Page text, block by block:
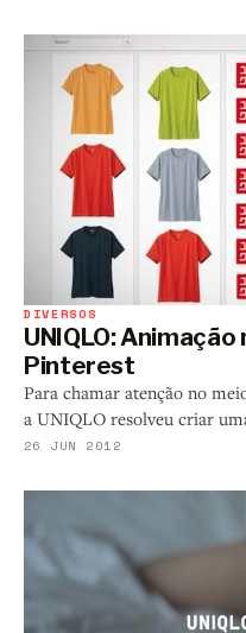
DIVERSOS
UNIQLO:
Pinterest
Para chamar atenção no
a UNIQLO resolveu criar
26 JUN 2012